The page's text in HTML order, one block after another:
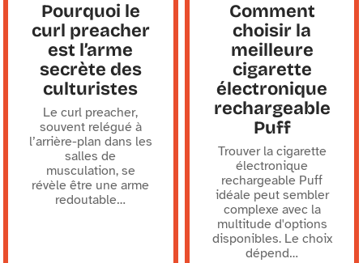
Pourquoi le
curl preacher
est l’arme
secrète des
culturistes
Le curl preacher,
souvent relégué à
l’arrière-plan dans les
salles de
musculation, se
révèle être une arme
redoutable…
Comment
choisir la
meilleure
cigarette
électronique
rechargeable
Puff
Trouver la cigarette
électronique
rechargeable Puff
idéale peut sembler
complexe avec la
multitude d'options
disponibles. Le choix
dépend…